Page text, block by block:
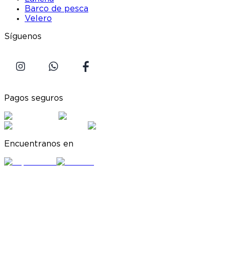
Barco de pesca
Velero
Síguenos
Pagos seguros
Encuentranos en